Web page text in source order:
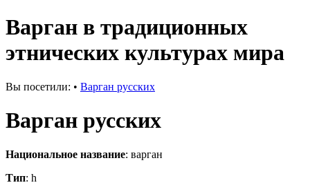
Варган в традиционных
этнических культурах мира
Вы посетили: • Варган русских
Варган русских
Национальное название: варган
Тип: h